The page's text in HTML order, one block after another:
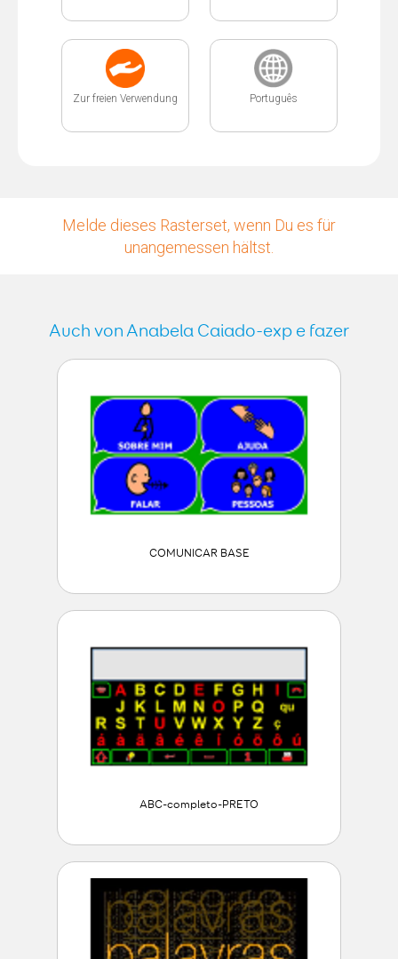
Zur freien Verwendung Português
Melde dieses Rasterset, wenn Du es für
unangemessen hältst.
Auch von Anabela Caiado-exp e fazer
COMUNICAR BASE
ABC-completo-PRETO